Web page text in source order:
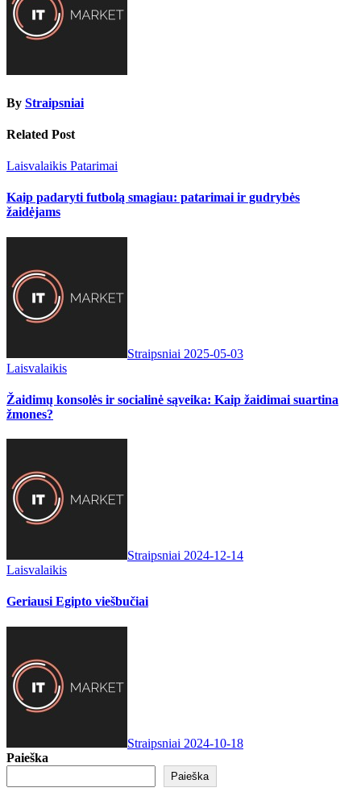
By Straipsniai
Related Post
Laisvalaikis Patarimai
Kaip padaryti futbolą smagiau: patarimai ir gudrybės
žaidėjams
Straipsniai 2025-05-03
Laisvalaikis
Žaidimų konsolės ir socialinė sąveika: Kaip žaidimai suartina
žmones?
Straipsniai 2024-12-14
Laisvalaikis
Geriausi Egipto viešbučiai
Straipsniai 2024-10-18
Paieška
Paieška